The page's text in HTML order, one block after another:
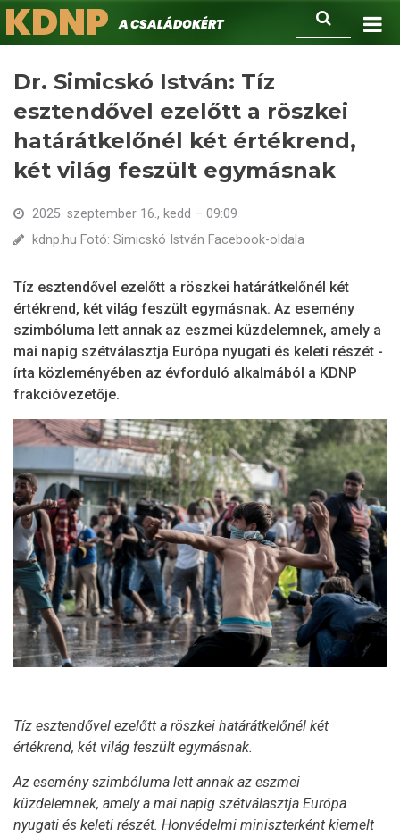
Ugrás
a
Keresés
KDNPA családokért.
Dr. Simicskó István: Tíz
esztendővel ezelőtt a röszkei
határátkelőnél két értékrend,
két világ feszült egymásnak
2025. szeptember 16., kedd – 09:09
kdnp.hu Fotó: Simicskó István Facebook-oldala
Tíz esztendővel ezelőtt a röszkei határátkelőnél két
értékrend, két világ feszült egymásnak. Az esemény
szimbóluma lett annak az eszmei küzdelemnek, amely a
mai napig szétválasztja Európa nyugati és keleti részét -
írta közleményében az évforduló alkalmából a KDNP
frakcióvezetője.
Tíz esztendővel ezelőtt a röszkei határátkelőnél két
értékrend, két világ feszült egymásnak.
Az esemény szimbóluma lett annak az eszmei
küzdelemnek, amely a mai napig szétválasztja Európa
nyugati és keleti részét. Honvédelmi miniszterként kiemelt